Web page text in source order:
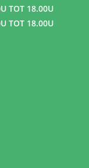
TOT 18.00U
TOT 18.00U